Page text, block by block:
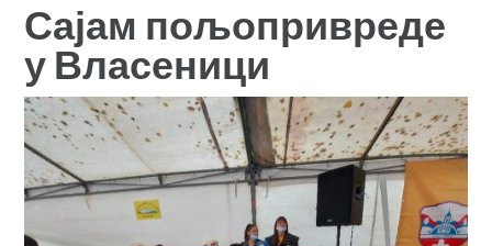
Сајам пољопривреде
у Власеници